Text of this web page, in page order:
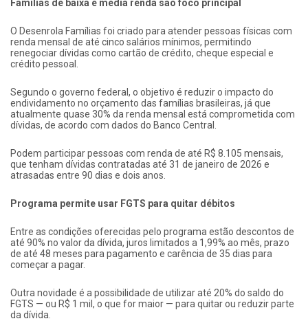
Famílias de baixa e média renda são foco principal
O Desenrola Famílias foi criado para atender pessoas físicas com
renda mensal de até cinco salários mínimos, permitindo
renegociar dívidas como cartão de crédito, cheque especial e
crédito pessoal.
Segundo o governo federal, o objetivo é reduzir o impacto do
endividamento no orçamento das famílias brasileiras, já que
atualmente quase 30% da renda mensal está comprometida com
dívidas, de acordo com dados do Banco Central.
Podem participar pessoas com renda de até R$ 8.105 mensais,
que tenham dívidas contratadas até 31 de janeiro de 2026 e
atrasadas entre 90 dias e dois anos.
Programa permite usar FGTS para quitar débitos
Entre as condições oferecidas pelo programa estão descontos de
até 90% no valor da dívida, juros limitados a 1,99% ao mês, prazo
de até 48 meses para pagamento e carência de 35 dias para
começar a pagar.
Outra novidade é a possibilidade de utilizar até 20% do saldo do
FGTS — ou R$ 1 mil, o que for maior — para quitar ou reduzir parte
da dívida.